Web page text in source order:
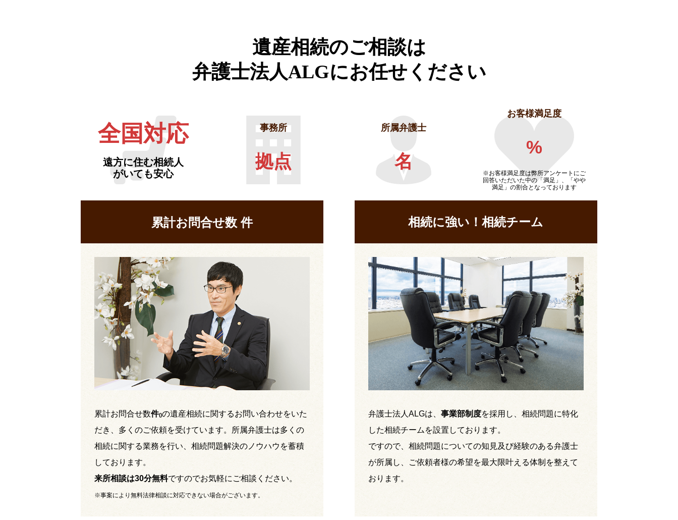
遺産相続のご相談は
弁護士法人ALGにお任せください
全国対応
遠方に住む相続人
がいても安心
事務所
拠点
所属弁護士
名
お客様満足度
%
※お客様満足度は弊所アンケートにご
回答いただいた中の「満足」、「やや
満足」の割合となっております
累計お問合せ数件
累計お問合せ数件()の遺産相続に関するお問い合わせをいた
だき、多くのご依頼を受けています。所属弁護士は多くの
相続に関する業務を行い、相続問題解決のノウハウを蓄積
しております。
来所相談は30分無料ですのでお気軽にご相談ください。
※事案により無料法律相談に対応できない場合がございます。
相続に強い！相続チーム
弁護士法人ALGは、 事業部制度を採用し、相続問題に特化
した相続チームを設置しております。
ですので、相続問題についての知見及び経験のある弁護士
が所属し、ご依頼者様の希望を最大限叶える体制を整えて
おります。